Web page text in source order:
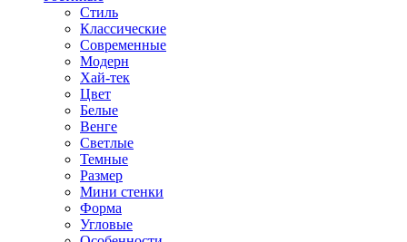
Стиль
Классические
Современные
Модерн
Хай-тек
Цвет
Белые
Венге
Светлые
Темные
Размер
Мини стенки
Форма
Угловые